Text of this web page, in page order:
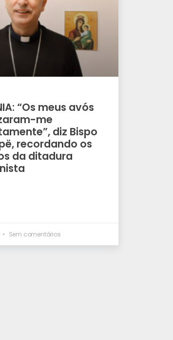
“Os meus avós
me
diz Bispo
recordando os
da ditadura
Sem comentários